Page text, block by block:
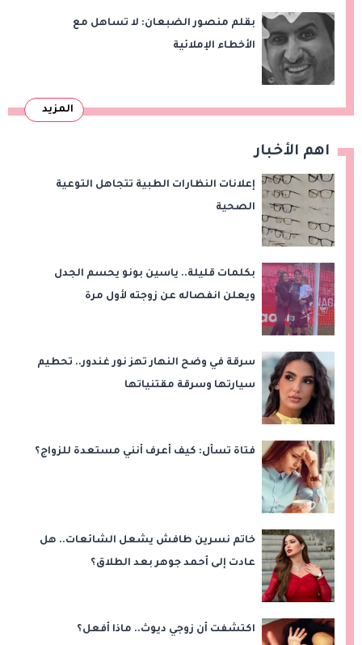
بقلم منصور الضبعان: لا تساهل مع
الأخطاء الإملائية
المزيد
اهم الأخبار
إعلانات النظارات الطبية تتجاهل التوعية
الصحية
بكلمات قليلة.. ياسين بونو يحسم الجدل
ويعلن انفصاله عن زوجته لأول مرة
سرقة في وضح النهار تهز نور غندور.. تحطيم
سيارتها وسرقة مقتنياتها
فتاة تسأل: كيف أعرف أنني مستعدة للزواج؟
خاتم نسرين طافش يشعل الشائعات.. هل
عادت إلى أحمد جوهر بعد الطلاق؟
اكتشفت أن زوجي ديوث.. ماذا أفعل؟